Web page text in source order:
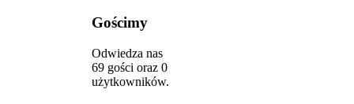
Gościmy
Odwiedza nas
69 gości oraz 0
użytkowników.